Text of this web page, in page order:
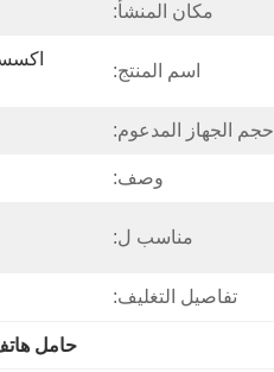
مكان المنشأ:
اسم المنتج:
حجم الجهاز المدعوم:
وصف:
مناسب ل:
تفاصيل التغليف:
حامل هاتف